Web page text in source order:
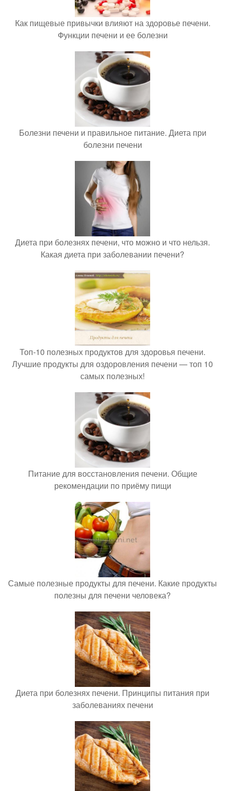
Как пищевые привычки влияют на здоровье печени.
Функции печени и ее болезни
Болезни печени и правильное питание. Диета при
болезни печени
Диета при болезнях печени, что можно и что нельзя.
Какая диета при заболевании печени?
Топ-10 полезных продуктов для здоровья печени.
Лучшие продукты для оздоровления печени — топ 10
самых полезных!
Питание для восстановления печени. Общие
рекомендации по приёму пищи
Самые полезные продукты для печени. Какие продукты
полезны для печени человека?
Диета при болезнях печени. Принципы питания при
заболеваниях печени